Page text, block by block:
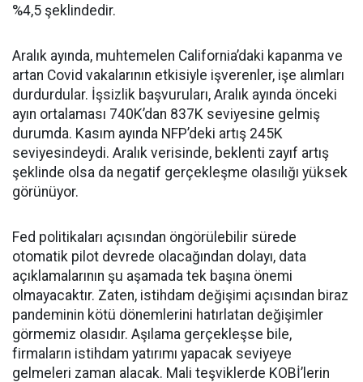
%4,5 şeklindedir.
Aralık ayında, muhtemelen California’daki kapanma ve
artan Covid vakalarının etkisiyle işverenler, işe alımları
durdurdular. İşsizlik başvuruları, Aralık ayında önceki
ayın ortalaması 740K’dan 837K seviyesine gelmiş
durumda. Kasım ayında NFP’deki artış 245K
seviyesindeydi. Aralık verisinde, beklenti zayıf artış
şeklinde olsa da negatif gerçekleşme olasılığı yüksek
görünüyor.
Fed politikaları açısından öngörülebilir sürede
otomatik pilot devrede olacağından dolayı, data
açıklamalarının şu aşamada tek başına önemi
olmayacaktır. Zaten, istihdam değişimi açısından biraz
pandeminin kötü dönemlerini hatırlatan değişimler
görmemiz olasıdır. Aşılama gerçekleşse bile,
firmaların istihdam yatırımı yapacak seviyeye
gelmeleri zaman alacak. Mali teşviklerde KOBİ’lerin